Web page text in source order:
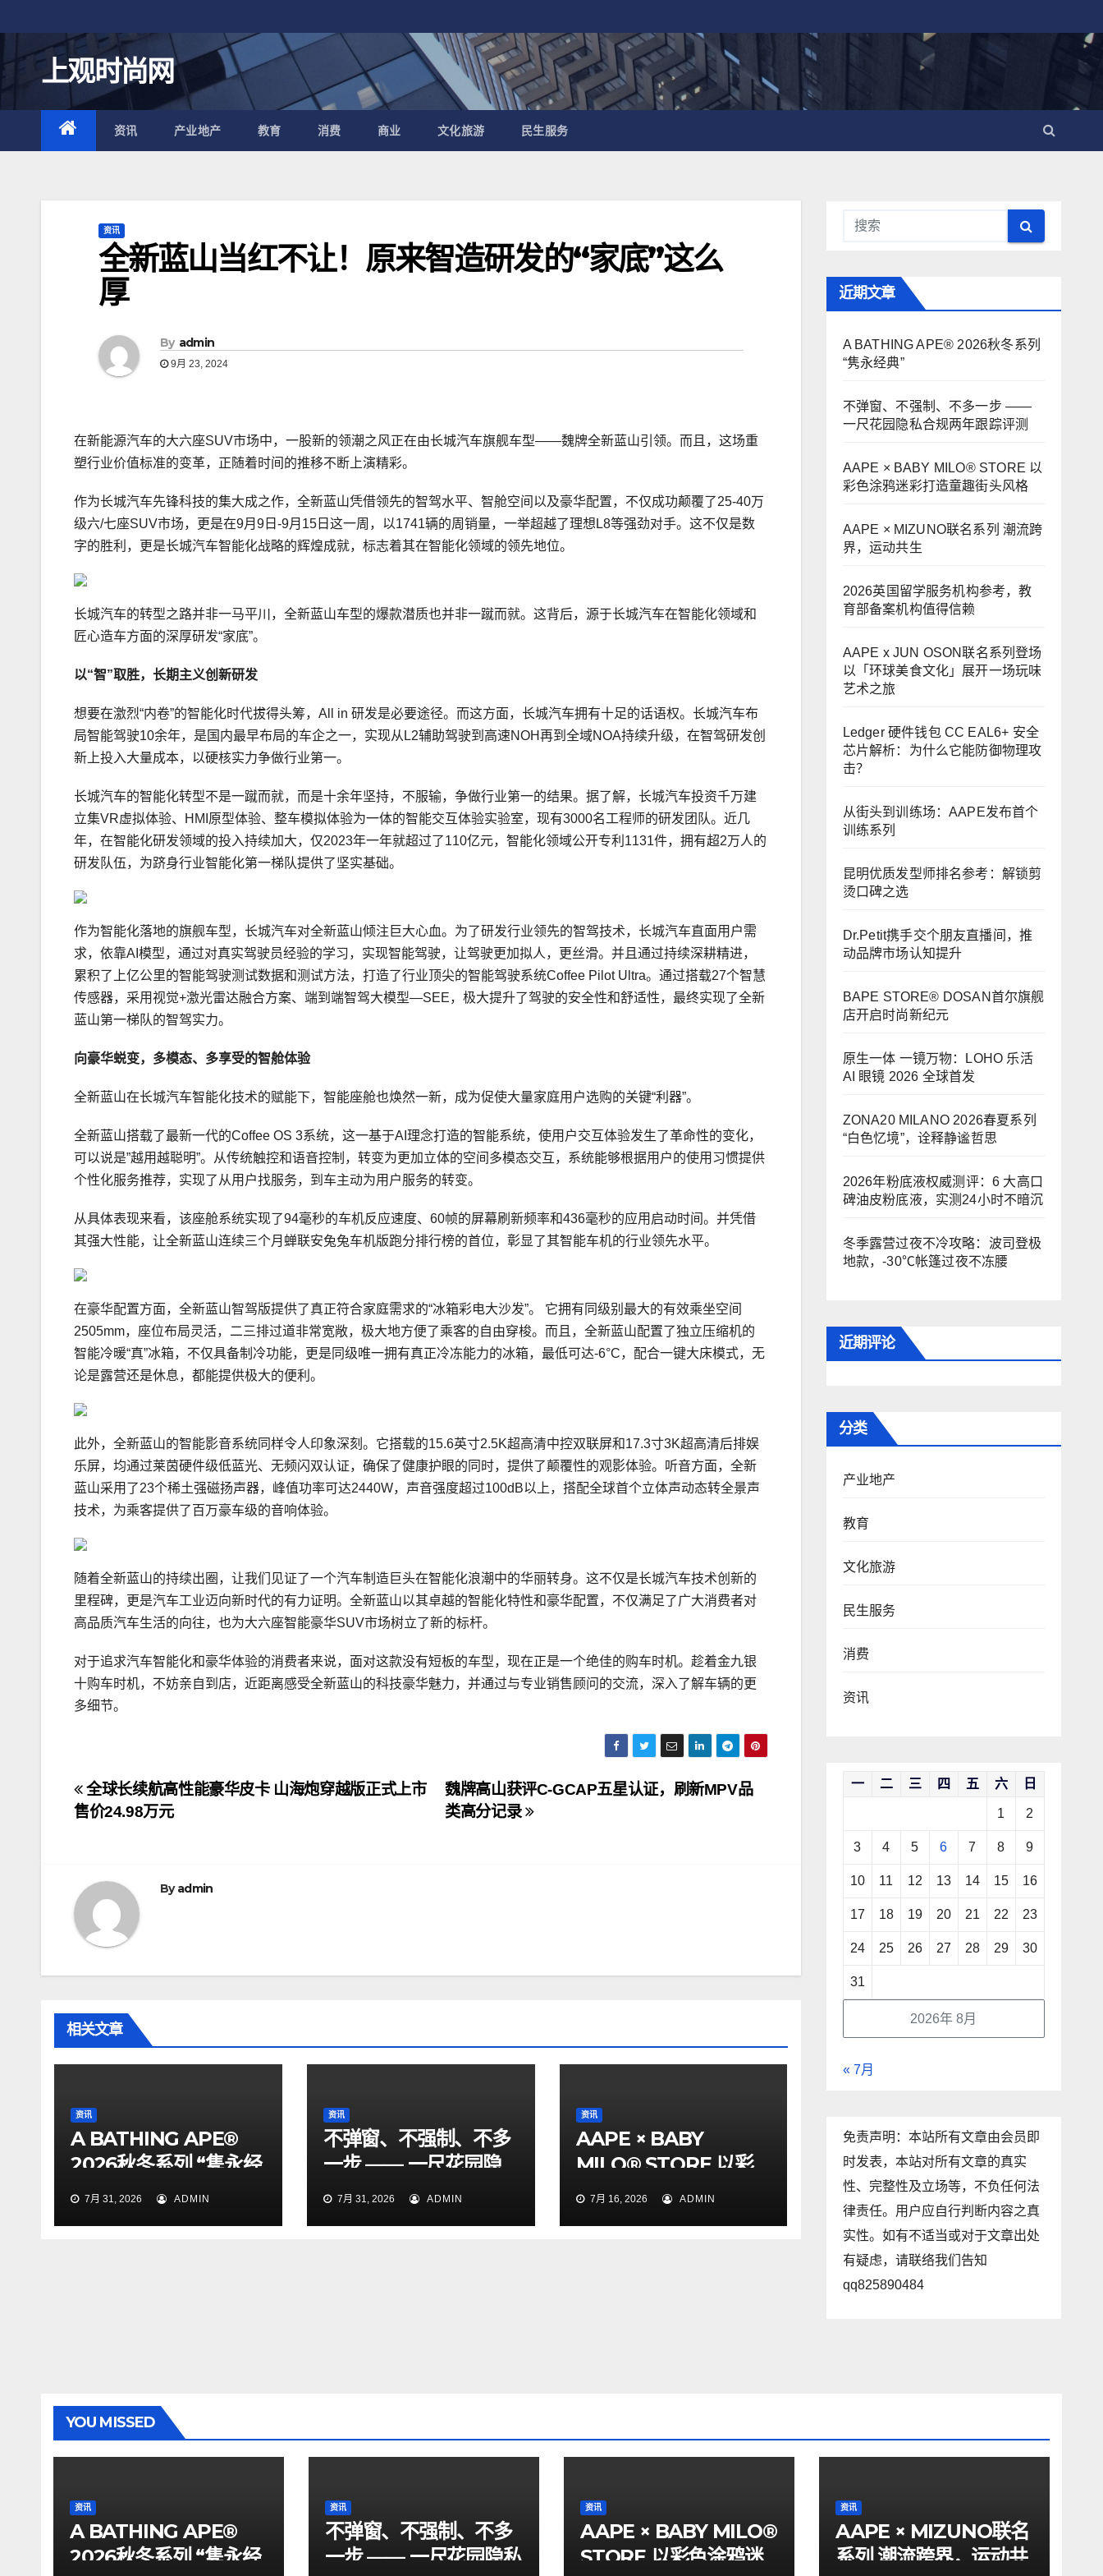
至
内
容
上观时尚网
资讯 产业地产 教育 消费 商业 文化旅游 民生服务
资讯
全新蓝山当红不让！原来智造研发的“家底”这么
厚
By admin
9月 23, 2024
在新能源汽车的大六座SUV市场中，一股新的领潮之风正在由长城汽车旗舰车型——魏牌全新蓝山引领。而且，这场重
塑行业价值标准的变革，正随着时间的推移不断上演精彩。
作为长城汽车先锋科技的集大成之作，全新蓝山凭借领先的智驾水平、智舱空间以及豪华配置，不仅成功颠覆了25-40万
级六/七座SUV市场，更是在9月9日-9月15日这一周，以1741辆的周销量，一举超越了理想L8等强劲对手。这不仅是数
字的胜利，更是长城汽车智能化战略的辉煌成就，标志着其在智能化领域的领先地位。
长城汽车的转型之路并非一马平川，全新蓝山车型的爆款潜质也并非一蹴而就。这背后，源于长城汽车在智能化领域和
匠心造车方面的深厚研发“家底”。
以“智”取胜， 长期主义创新研发
想要在激烈“内卷”的智能化时代拔得头筹，All in 研发是必要途径。而这方面，长城汽车拥有十足的话语权。长城汽车布
局智能驾驶10余年，是国内最早布局的车企之一，实现从L2辅助驾驶到高速NOH再到全域NOA持续升级，在智驾研发创
新上投入大量成本，以硬核实力争做行业第一。
长城汽车的智能化转型不是一蹴而就，而是十余年坚持，不服输，争做行业第一的结果。据了解，长城汽车投资千万建
立集VR虚拟体验、HMI原型体验、整车模拟体验为一体的智能交互体验实验室，现有3000名工程师的研发团队。近几
年，在智能化研发领域的投入持续加大，仅2023年一年就超过了110亿元，智能化领域公开专利1131件，拥有超2万人的
研发队伍，为跻身行业智能化第一梯队提供了坚实基础。
作为智能化落地的旗舰车型，长城汽车对全新蓝山倾注巨大心血。为了研发行业领先的智驾技术，长城汽车直面用户需
求，依靠AI模型，通过对真实驾驶员经验的学习，实现智能驾驶，让驾驶更加拟人，更丝滑。并且通过持续深耕精进，
累积了上亿公里的智能驾驶测试数据和测试方法，打造了行业顶尖的智能驾驶系统Coffee Pilot Ultra。通过搭载27个智慧
传感器，采用视觉+激光雷达融合方案、端到端智驾大模型—SEE，极大提升了驾驶的安全性和舒适性，最终实现了全新
蓝山第一梯队的智驾实力。
向豪华蜕变， 多模态、多享受的智舱体验
全新蓝山在长城汽车智能化技术的赋能下，智能座舱也焕然一新，成为促使大量家庭用户选购的关键“利器”。
全新蓝山搭载了最新一代的Coffee OS 3系统，这一基于AI理念打造的智能系统，使用户交互体验发生了革命性的变化，
可以说是”越用越聪明”。从传统触控和语音控制，转变为更加立体的空间多模态交互，系统能够根据用户的使用 习惯提供
个性化服务推荐，实现了从用户找服务，到车主动为用户服务的转变。
从具体表现来看，该座舱系统实现了94毫秒的车机反应速度、60帧的屏幕刷新频率和436毫秒的应用启动时间。并凭借
其强大性能，让全新蓝山连续三个月蝉联安兔兔车机版跑分排行榜的首位，彰显了其智能车机的行业领先水平。
在豪华配置方面，全新蓝山智驾版提供了真正符合家庭需求的“冰箱彩电大沙发”。 它拥有同级别最大的有效乘坐空间
2505mm，座位布局灵活，二三排过道非常宽敞，极大地方便了乘客的自由穿梭。而且，全新蓝山配置了独立压缩机的
智能冷暖“真”冰箱，不仅具备制冷功能，更是同级唯一拥有真正冷冻能力的冰箱，最低可达-6°C，配合一键大床模式，无
论是露营还是休息，都能提供极大的便利。
此外，全新蓝山的智能影音系统同样令人印象深刻。它搭载的15.6英寸2.5K超高清中控双联屏和17.3寸3K超高清后排娱
乐屏，均通过莱茵硬件级低蓝光、无频闪双认证，确保了健康护眼的同时，提供了颠覆性的观影体验。听音方面，全新
蓝山采用了23个稀土强磁扬声器，峰值功率可达2440W，声音强度超过100dB以上，搭配全球首个立体声动态转全景声
技术，为乘客提供了百万豪车级的音响体验。
随着全新蓝山的持续出圈，让我们见证了一个汽车制造巨头在智能化浪潮中的华丽转身。这不仅是长城汽车技术创新的
里程碑，更是汽车工业迈向新时代的有力证明。全新蓝山以其卓越的智能化特性和豪华配置，不仅满足了广大消费者对
高品质汽车生活的向往，也为大六座智能豪华SUV市场树立了新的标杆。
对于追求汽车智能化和豪华体验的消费者来说，面对这款没有短板的车型，现在正是一个绝佳的购车时机。趁着金九银
十购车时机，不妨亲自到店，近距离感受全新蓝山的科技豪华魅力，并通过与专业销售顾问的交流，深入了解车辆的更
多细节。
文
章
航
魏牌高山获评C-GCAP五星认证，刷新MPV品
类高分记录
全球长续航高性能豪华皮卡 山海炮穿越版正式上市
售价24.98万元
Byadmin
相关文章
资讯
A BATHING APE®
2026秋冬系列 “隽永经
典”7月 31, 2026 ADMIN
资讯
不弹窗、不强制、不多
一步 —— 一尺花园隐
私合规两年跟踪评测
7月 31, 2026 ADMIN
资讯
AAPE × BABY
MILO® STORE 以彩
色涂鸦迷彩打造童趣街
7月 16, 2026 ADMIN
近期文章
A BATHING APE® 2026秋冬系列
“隽永经典”
不弹窗、不强制、不多一步 ——
一尺花园隐私合规两年跟踪评测
AAPE × BABY MILO® STORE 以
彩色涂鸦迷彩打造童趣街头风格
AAPE × MIZUNO联名系列 潮流跨
界，运动共生
2026英国留学服务机构参考，教
育部备案机构值得信赖
AAPE x JUN OSON联名系列登场
以「环球美食文化」展开一场玩味
艺术之旅
Ledger 硬件钱包 CC EAL6+ 安全
芯片解析：为什么它能防御物理攻
击？
从街头到训练场：AAPE发布首个
训练系列
昆明优质发型师排名参考：解锁剪
烫口碑之选
Dr.Petit携手交个朋友直播间，推
动品牌市场认知提升
BAPE STORE® DOSAN首尔旗舰
店开启时尚新纪元
原生一体 一镜万物：LOHO 乐活
AI 眼镜 2026 全球首发
ZONA20 MILANO 2026春夏系列
“白色忆境”，诠释静谧哲思
2026年粉底液权威测评：6 大高口
碑油皮粉底液，实测24小时不暗沉
冬季露营过夜不冷攻略：波司登极
地款，-30℃帐篷过夜不冻腰
近期评论
分类
产业地产
教育
文化旅游
民生服务
消费
资讯
2026年 8月
一 二 三 四 五 六 日
1 2
3 4 5 6 7 8 9
10 11 12 13 14 15 16
17 18 19 20 21 22 23
24 25 26 27 28 29 30
31
« 7月
免责声明：本站所有文章由会员即
时发表，本站对所有文章的真实
性、完整性及立场等，不负任何法
律责任。用户应自行判断内容之真
实性。如有不适当或对于文章出处
有疑虑，请联络我们告知
qq825890484
YOU MISSED
资讯
A BATHING APE®
2026秋冬系列 “隽永经
资讯
不弹窗、不强制、不多
一步 —— 一尺花园隐私
资讯
AAPE × BABY MILO®
STORE 以彩色涂鸦迷
资讯
AAPE × MIZUNO联名
系列 潮流跨界，运动共